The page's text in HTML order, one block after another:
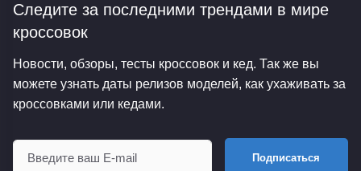
Следите за последними трендами в мире
кроссовок
Новости, обзоры, тесты кроссовок и кед. Так же вы
можете узнать даты релизов моделей, как ухаживать за
кроссовками или кедами.
Подписаться